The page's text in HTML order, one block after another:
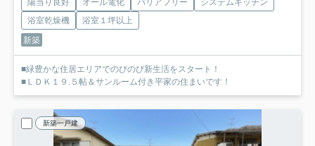
浴室乾燥機
浴室１坪以上
新築
■緑豊かな住居エリアでのびのび新生活をスタート！
■ＬＤＫ１９.５帖＆サンルーム付き平家の住まいです！
新築一戸建